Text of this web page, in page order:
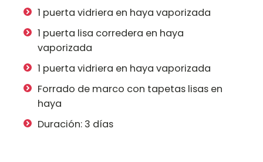
1 puerta vidriera en haya vaporizada
1 puerta lisa corredera en haya
vaporizada
1 puerta vidriera en haya vaporizada
Forrado de marco con tapetas lisas en
haya
Duración: 3 días